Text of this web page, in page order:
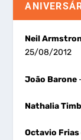
Neil
25/08/2012
João Barone
Nathalia
Octavio Frias